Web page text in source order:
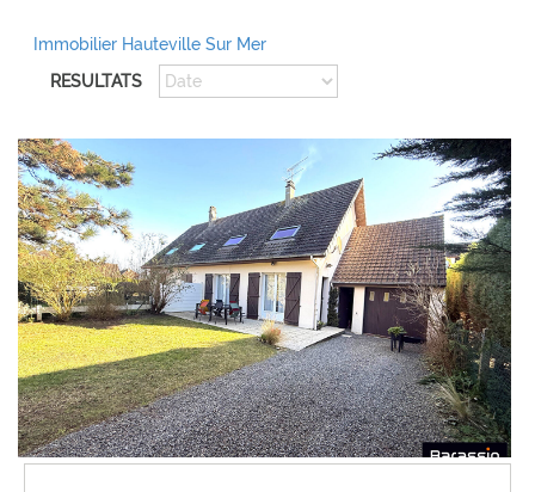
Immobilier Hauteville Sur Mer
RESULTATS